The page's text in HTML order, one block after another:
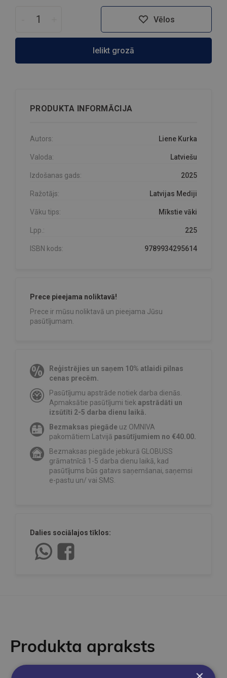
Vēlos
Ielikt grozā
PRODUKTA INFORMĀCIJA
Autors: Liene Kurka
Valoda: Latviešu
Izdošanas gads: 2025
Ražotājs: Latvijas Mediji
Vāku tips: Mīkstie vāki
Lpp.: 225
ISBN kods: 9789934295614
Prece pieejama noliktavā!
Prece ir mūsu noliktavā un pieejama Jūsu
pasūtījumam.
Reģistrējies un saņem 10% atlaidi pilnas
cenas precēm.
Pasūtījumu apstrāde notiek darba dienās.
Apmaksātie pasūtījumi tiekapstrādāti un
izsūtīti 2-5 darba dienu laikā.
Bezmaksas piegāde uz OMNIVA
pakomātiem Latvijā pasūtījumiem no €40.00.
Bezmaksas piegāde jebkurā GLOBUSS
grāmatnīcā 1-5 darba dienu laikā, kad
pasūtījums būs gatavs saņemšanai, saņemsi
e-pastu un/ vai SMS.
Dalies sociālajos tīklos:
Produkta apraksts